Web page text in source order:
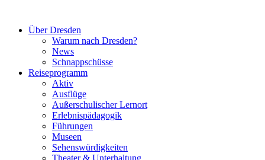
springenÜber Dresden
Warum nach Dresden?
News
Schnappschüsse
Reiseprogramm
Aktiv
Ausflüge
Außerschulischer Lernort
Erlebnispädagogik
Führungen
Museen
Sehenswürdigkeiten
Theater & Unterhaltung